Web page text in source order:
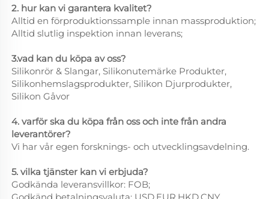
2. hur kan vi garantera kvalitet?
Alltid en förproduktionssample innan massproduktion;
Alltid slutlig inspektion innan leverans;
3.vad kan du köpa av oss?
Silikonrör & Slangar, Silikonutemärke Produkter,
Silikonhemslagsprodukter, Silikon Djurprodukter,
Silikon Gåvor
4. varför ska du köpa från oss och inte från andra
leverantörer?
Vi har vår egen forsknings- och utvecklingsavdelning.
5. vilka tjänster kan vi erbjuda?
Godkända leveransvillkor: FOB;